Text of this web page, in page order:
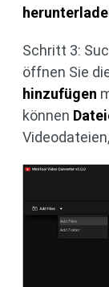
Schritt 3:
öffnen Sie
hinzufügen
können